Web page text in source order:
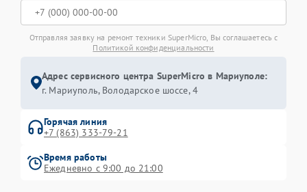
Отправляя заявку на ремонт техники SuperMicro, Вы соглашаетесь с
Политикой конфиденциальности
Адрес сервисного центра SuperMicro в Мариуполе:
г. Мариуполь, Володарское шоссе, 4
Горячая линия
+7 (863) 333-79-21
Время работы
Ежедневно с 9:00 до 21:00